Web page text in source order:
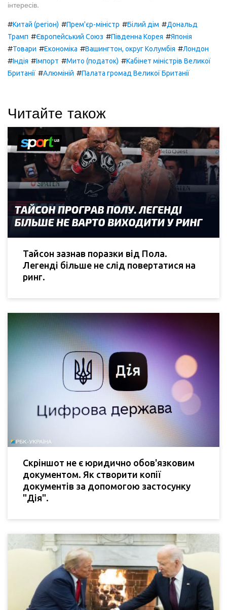
інтересів.
#Китай (регіон) #Прем'єр-міністр #Білий дім #Дональд
Трамп #Європейський Союз #Південна Корея #Японія
#Товари #Економіка #Вашингтон, округ Колумбія #Лондон
#Індія #Імпорт #Мито (податок) #Кабінет міністрів Великої
Британії #Алюміній #Палата громад Великої Британії
Читайте також
Тайсон зазнав поразки від Пола.
Легенді більше не слід повертатися на
ринг.
Скріншот не є юридично обов'язковим
документом. Як створити копії
документів за допомогою застосунку
"Дія".